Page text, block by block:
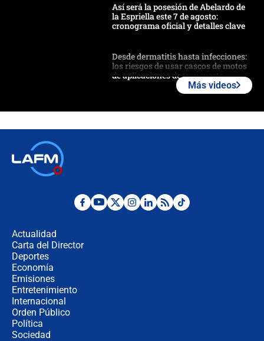
Así será la posesión de Abelardo de
la Espriella este 7 de agosto:
cronograma oficial y detalles clave
Desde dermatitis hasta infecciones:
los riesgos de usar cascos de motos
de aplicaciones de transporte
Posesión de Abelardo De La Espriella
Más videos
Actualidad
Carta del Director
Deportes
Economía
Emisiones
Entretenimiento
Internacional
Orden Público
Política
Sociedad